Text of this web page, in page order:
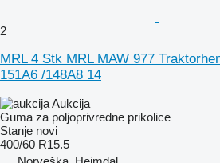
2
MRL 4 Stk MRL MAW 977
151A6 /148A8 14
Aukcija
Guma za poljoprivredne prikolice
Stanje novi
400/60 R15.5